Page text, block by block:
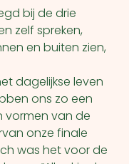
bij de drie
zelf spreken,
en buiten zien,
dagelijkse leven
ons zo een
vormen van de
onze finale
was het voor de